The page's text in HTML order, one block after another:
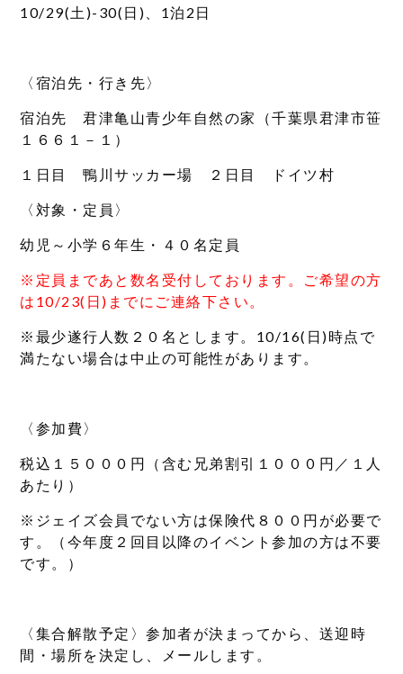
10/29(土)-30(日)、1泊2日
〈宿泊先・行き先〉
宿泊先 君津亀山青少年自然の家（千葉県君津市笹
１６６１－１）
１日目 鴨川サッカー場 ２日目 ドイツ村
〈対象・定員〉
幼児～小学６年生・４０名定員
※定員まであと数名受付しております。ご希望の方
は10/23(日)までにご連絡下さい。
※最少遂行人数２０名とします。10/16(日)時点で
満たない場合は中止の可能性があります。
〈参加費〉
税込１５０００円（含む兄弟割引１０００円／１人
あたり）
※ジェイズ会員でない方は保険代８００円が必要で
す。（今年度２回目以降のイベント参加の方は不要
です。）
〈集合解散予定〉参加者が決まってから、送迎時
間・場所を決定し、メールします。